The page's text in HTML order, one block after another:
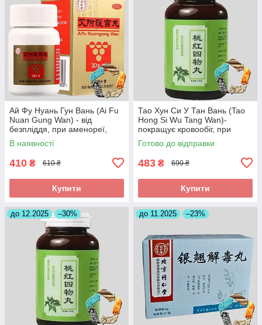
Ай Фу Нуань Гун Вань (Ai Fu
Nuan Gung Wan) - від
безпліддя, при аменореї,
загрозі викидня
В наявності
410 ₴ 610 ₴
Купити
Тао Хун Си У Тан Вань (Tao
Hong Si Wu Tang Wan)-
покращує кровообіг, при
інсульті, головних болях
Готово до відправки
483 ₴ 690 ₴
Купити
до 12.2025 –30% до 11.2025 –23%